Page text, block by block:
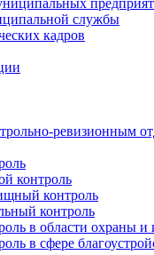
службы
кадров
ревизионным
контроль
контроль
контроль
в области охраны и
в сфере